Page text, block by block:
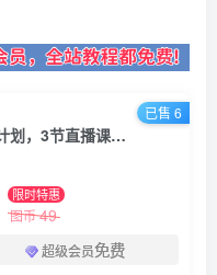
【网赚项目】小红薯达人带货启航计划，3节直播课从0-1入门小红书
限时特惠
图币49
超级会员免费
已售 6